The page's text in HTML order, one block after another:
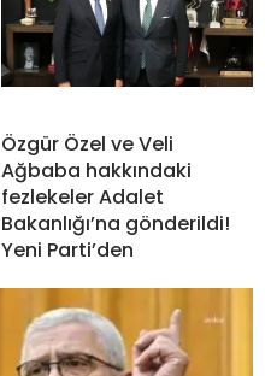
Özgür Özel ve Veli
Ağbaba hakkındaki
fezlekeler Adalet
Bakanlığı’na gönderildi!
Yeni Parti’den